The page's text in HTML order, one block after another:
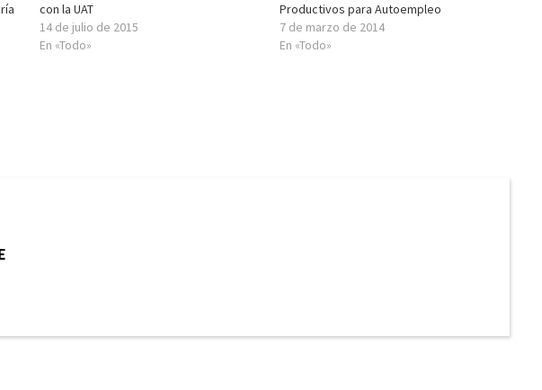
con la UAT
14 de julio de 2015
En «Todo»
Productivos para Autoempleo
7 de marzo de 2014
En «Todo»